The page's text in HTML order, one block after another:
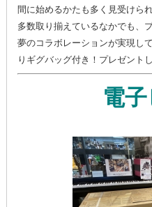
間に始めるかたも多く見受けられ
多数取り揃えているなかでも、
夢のコラボレーションが実現し
電